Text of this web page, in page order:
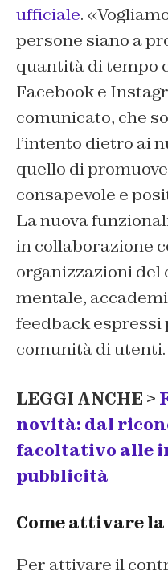
ufficiale.
persone siano a
quantità di tempo
Facebook e
comunicato, che
l’intento dietro ai
quello di
consapevole e
La nuova
in collaborazione
organizzazioni del
mentale,
feedback
comunità di utenti.
LEGGI ANCHE >
novità: dal
facoltativo alle
pubblicità
Come attivare
Per attivare il